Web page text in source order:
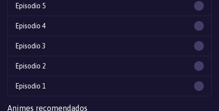
Episodio 5
Episodio 4
Episodio 3
Episodio 2
Episodio 1
Animes recomendados